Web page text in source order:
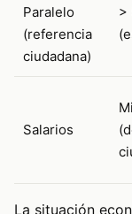
Paralelo
(referencia
ciudadana)
>
Salarios
La situación